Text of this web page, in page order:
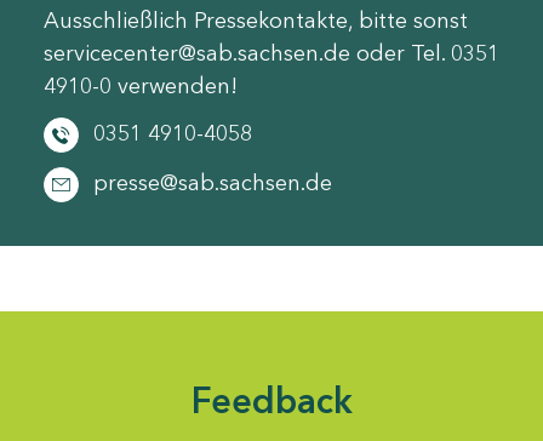
Ausschließlich Pressekontakte, bitte sonst
servicecenter@sab.sachsen.de oder Tel. 0351
4910-0 verwenden!
0351 4910-4058
presse@sab.sachsen.de
Feedback